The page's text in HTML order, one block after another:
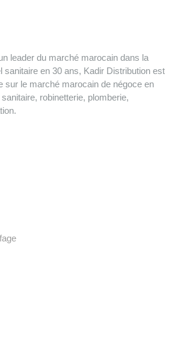
leader du marché marocain dans la
sanitaire en 30 ans, Kadir Distribution est
sur le marché marocain de négoce en
robinetterie, plomberie,